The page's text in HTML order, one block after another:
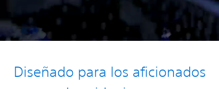
Diseñado para los aficionados